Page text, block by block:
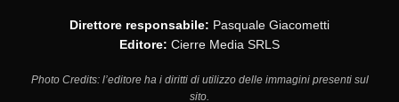
Direttore responsabile: Pasquale Giacometti
Editore: Cierre Media SRLS
Photo Credits: l’editore ha i diritti di utilizzo delle immagini presenti sul
sito.